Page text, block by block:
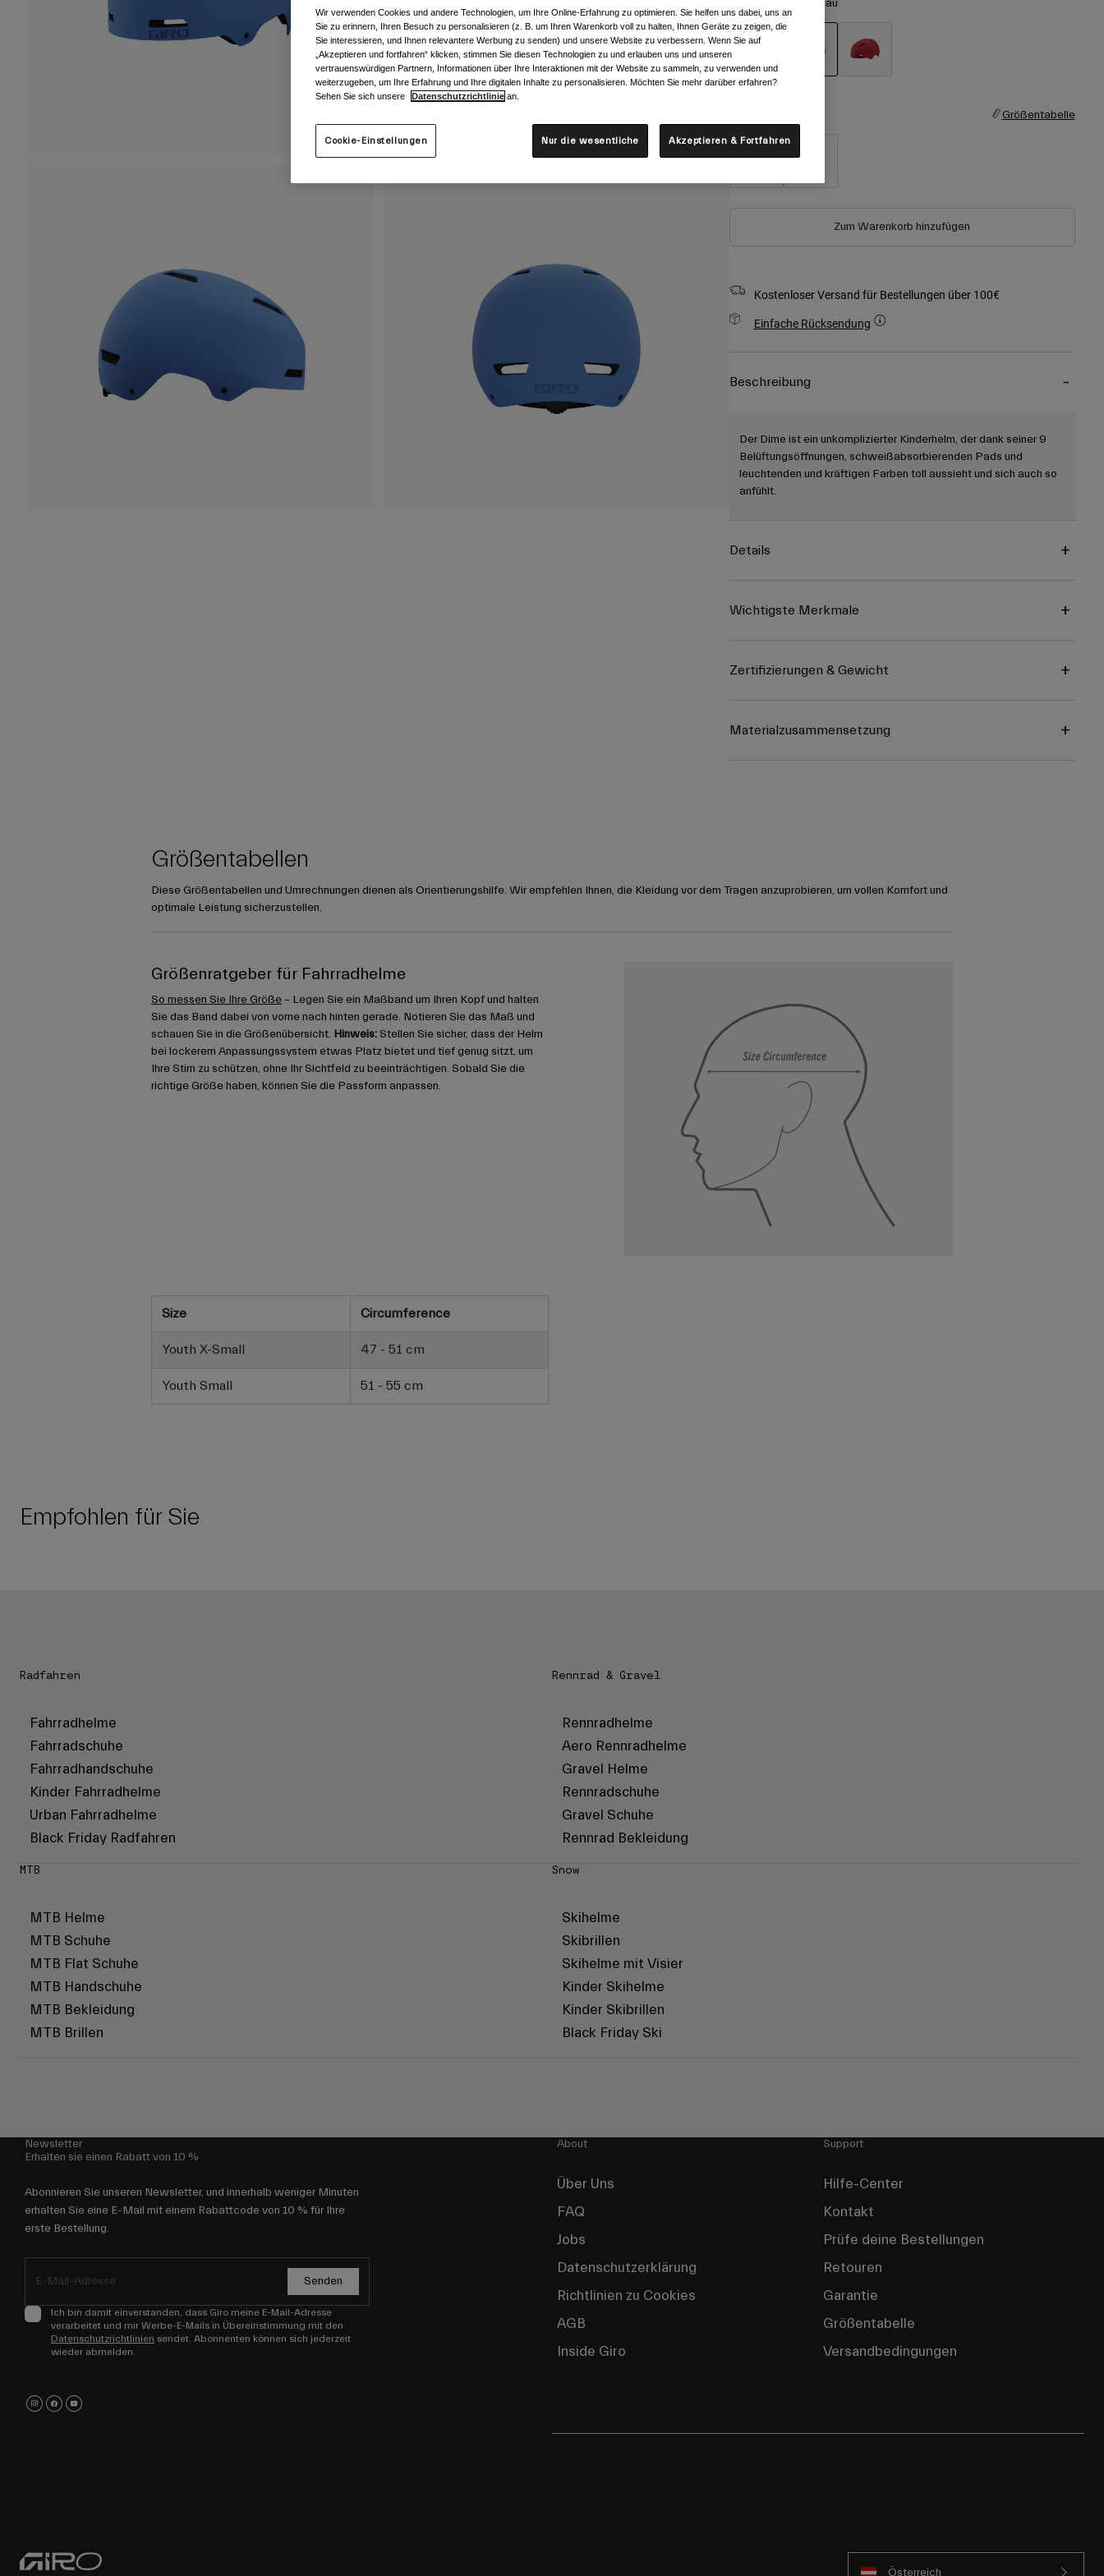
Mattes Blau
Größentabelle
Zum Warenkorb hinzufügen
Kostenloser Versand für Bestellungen über 100€
Einfache Rücksendung
Beschreibung
Der Dime ist ein unkomplizierter Kinderhelm, der dank seiner 9
Belüftungsöffnungen, schweißabsorbierenden Pads und
leuchtenden und kräftigen Farben toll aussieht und sich auch so
anfühlt.
Details
Wichtigste Merkmale
Zertifizierungen & Gewicht
Materialzusammensetzung
Größentabellen
Diese Größentabellen und Umrechnungen dienen als Orientierungshilfe. Wir empfehlen Ihnen, die Kleidung vor dem Tragen anzuprobieren, um vollen Komfort und
optimale Leistung sicherzustellen.
Größenratgeber für Fahrradhelme
So messen Sie Ihre Größe – Legen Sie ein Maßband um Ihren Kopf und halten
Sie das Band dabei von vorne nach hinten gerade. Notieren Sie das Maß und
schauen Sie in die Größenübersicht. Hinweis: Stellen Sie sicher, dass der Helm
bei lockerem Anpassungssystem etwas Platz bietet und tief genug sitzt, um
Ihre Stirn zu schützen, ohne Ihr Sichtfeld zu beeinträchtigen. Sobald Sie die
richtige Größe haben, können Sie die Passform anpassen.
Size Circumference
Youth X-Small 47 - 51 cm
Youth Small 51 - 55 cm
Empfohlen für Sie
Radfahren
Fahrradhelme
Fahrradschuhe
Fahrradhandschuhe
Kinder Fahrradhelme
Urban Fahrradhelme
Black Friday Radfahren
Rennrad & Gravel
Rennradhelme
Aero Rennradhelme
Gravel Helme
Rennradschuhe
Gravel Schuhe
Rennrad Bekleidung
MTB
MTB Helme
MTB Schuhe
MTB Flat Schuhe
MTB Handschuhe
MTB Bekleidung
MTB Brillen
Snow
Skihelme
Skibrillen
Skihelme mit Visier
Kinder Skihelme
Kinder Skibrillen
Black Friday Ski
Newsletter
Erhalten sie einen Rabatt von 10 %
Abonnieren Sie unseren Newsletter, und innerhalb weniger Minuten
erhalten Sie eine E-Mail mit einem Rabattcode von 10 % für Ihre
erste Bestellung.
Senden
Ich bin damit einverstanden, dass Giro meine E-Mail-Adresse
verarbeitet und mir Werbe-E-Mails in Übereinstimmung mit den
Datenschutzrichtlinien sendet. Abonnenten können sich jederzeit
wieder abmelden.
About
Über Uns
FAQ
Jobs
Datenschutzerklärung
Richtlinien zu Cookies
AGB
Inside Giro
Support
Hilfe-Center
Kontakt
Prüfe deine Bestellungen
Retouren
Garantie
Größentabelle
Versandbedingungen
Österreich
Wir verwenden Cookies und andere Technologien, um Ihre Online-Erfahrung zu optimieren. Sie helfen uns dabei, uns an
Sie zu erinnern, Ihren Besuch zu personalisieren (z. B. um Ihren Warenkorb voll zu halten, Ihnen Geräte zu zeigen, die
Sie interessieren, und Ihnen relevantere Werbung zu senden) und unsere Website zu verbessern. Wenn Sie auf
„Akzeptieren und fortfahren“ klicken, stimmen Sie diesen Technologien zu und erlauben uns und unseren
vertrauenswürdigen Partnern, Informationen über Ihre Interaktionen mit der Website zu sammeln, zu verwenden und
weiterzugeben, um Ihre Erfahrung und Ihre digitalen Inhalte zu personalisieren. Möchten Sie mehr darüber erfahren?
Sehen Sie sich unsere
Datenschutzrichtlinie an.
Cookie-Einstellungen Nur die wesentliche Akzeptieren & Fortfahren